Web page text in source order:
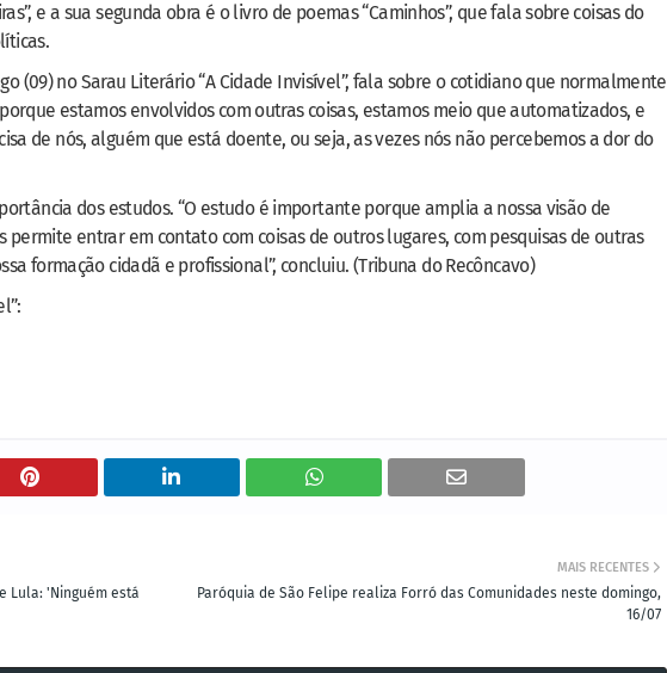
e a sua segunda obra é o livro de poemas “Caminhos”, que fala sobre coisas do
(09) no Sarau Literário “A Cidade Invisível”, fala sobre o cotidiano que normalmente
estamos envolvidos com outras coisas, estamos meio que automatizados, e
de nós, alguém que está doente, ou seja, as vezes nós não percebemos a dor do
dos estudos. “O estudo é importante porque amplia a nossa visão de
permite entrar em contato com coisas de outros lugares, com pesquisas de outras
formação cidadã e profissional”, concluiu. (Tribuna do Recôncavo)
MAIS RECENTES
Paróquia de São Felipe realiza Forró das Comunidades neste domingo,
16/07
Lula: 'Ninguém está